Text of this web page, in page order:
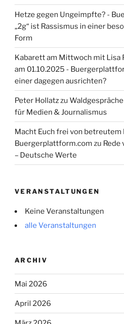
Hetze gegen Ungeimpfte? -
„2g“ ist Rassismus in einer
Form
Kabarett am Mittwoch mit Lisa
am 01.10.2025 -
einer dagegen ausrichten?
Peter Hollatzzu
für Medien & Journalismus
Macht Euch frei von betreutem
Buergerplattform.com zu Rede
– Deutsche Werte
VERANSTALTUNGEN
Keine Veranstaltungen
alle Veranstaltungen
ARCHIV
Mai 2026
April 2026